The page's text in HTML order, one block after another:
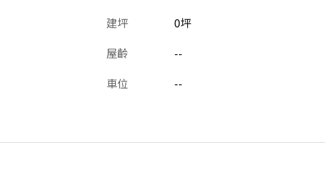
建坪 0坪
屋齡 --
車位 --